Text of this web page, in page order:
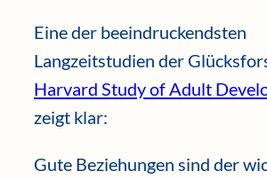
Eine der beeindruckendsten
Langzeitstudien der
Harvard Study of Adult
zeigt klar:
Gute Beziehungen sind der